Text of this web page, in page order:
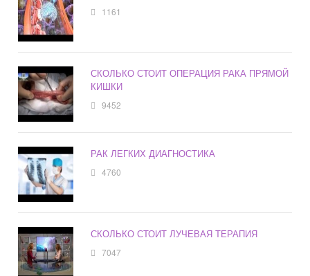
1161
СКОЛЬКО СТОИТ ОПЕРАЦИЯ РАКА ПРЯМОЙ
КИШКИ
9452
РАК ЛЕГКИХ ДИАГНОСТИКА
4760
СКОЛЬКО СТОИТ ЛУЧЕВАЯ ТЕРАПИЯ
7047